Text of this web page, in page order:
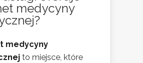
medycyny
medycyny
to miejsce, które